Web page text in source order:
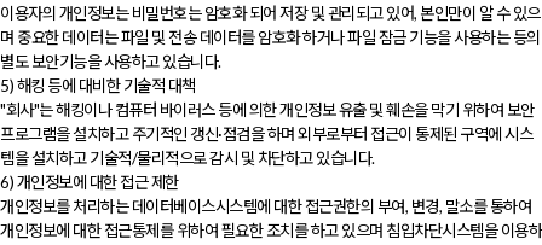
이용자의 개인정보는 비밀번호는 암호화 되어 저장 및 관리되고 있어, 본인만이 알 수 있으
며 중요한 데이터는 파일 및 전송 데이터를 암호화 하거나 파일 잠금 기능을 사용하는 등의
별도 보안기능을 사용하고 있습니다.
5) 해킹 등에 대비한 기술적 대책
"회사"는 해킹이나 컴퓨터 바이러스 등에 의한 개인정보 유출 및 훼손을 막기 위하여 보안
프로그램을 설치하고 주기적인 갱신·점검을 하며 외부로부터 접근이 통제된 구역에 시스
템을 설치하고 기술적/물리적으로 감시 및 차단하고 있습니다.
6) 개인정보에 대한 접근 제한
개인정보를 처리하는 데이터베이스시스템에 대한 접근권한의 부여, 변경, 말소를 통하여
개인정보에 대한 접근통제를 위하여 필요한 조치를 하고 있으며 침입차단시스템을 이용하